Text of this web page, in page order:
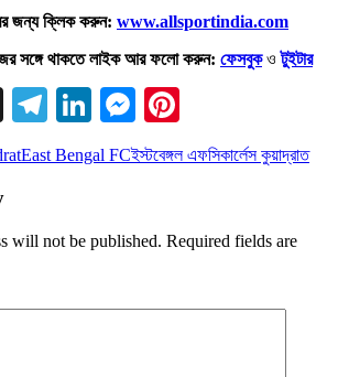
জন্য ক্লিক করুন: www.allsportindia.com
সঙ্গে থাকতে লাইক আর ফলো করুন: ফেসবুকওটুইটার
X Telegram
LinkedIn
Messenger
East Bengal FCইস্টবেঙ্গল এফসিকার্লেস কুয়াদ্রাত
will not be published. Required fields are